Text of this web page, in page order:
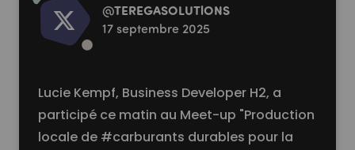
@TEREGASOLUTlONS
17 septembre 2025
Lucie Kempf, Business Developer H2, a
participé ce matin au Meet-up "Production
locale de #carburants durables pour la